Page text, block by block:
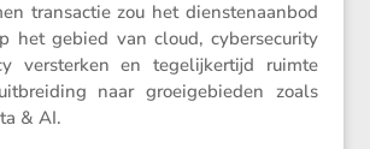
trans­actie zou het diensten­aanbod
het gebied van cloud, cyber­se­cu­rity
versterken en tegelij­ker­tijd ruimte
naar groei­ge­bieden zoals
& AI.